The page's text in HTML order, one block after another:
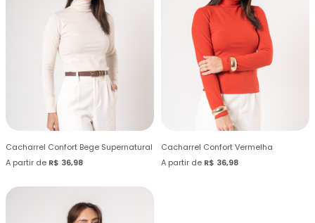
Cacharrel Confort Bege Supernatural
A partir de R$ 36,98
Cacharrel Confort Vermelha
A partir de R$ 36,98